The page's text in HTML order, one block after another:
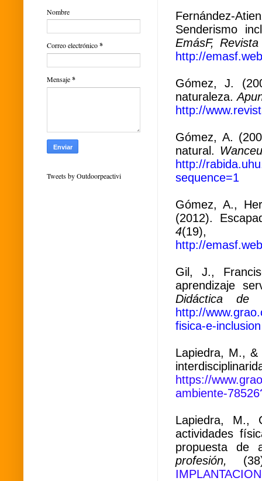
Fernández-
Senderismo
EmásF,
http://
Gómez, J.
naturaleza.
http://
Gómez, A.
natural.
http://
sequence=1
Gómez, A.,
(2012).
4(19),
http://
Gil, J.,
aprendizaje
Didáctica de
http://
fisica-e-inclusion
Lapiedra, M., &
https://
ambiente-
Lapiedra, M.,
actividades
propuesta de
profesión,
Nombre
Correo electrónico*
Mensaje*
Tweets by Outdoorpeactivi